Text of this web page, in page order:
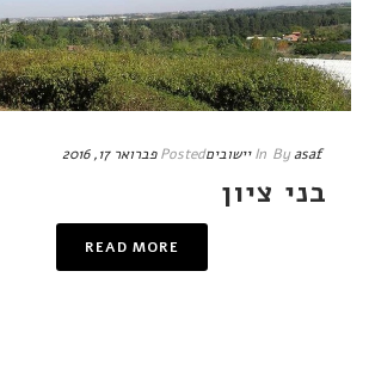
Byasaf
In יישוביםPosted פברואר 17, 2016
בני ציון
READ MORE